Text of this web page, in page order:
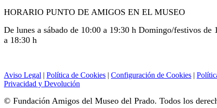
HORARIO PUNTO DE AMIGOS EN EL MUSEO
De lunes a sábado de 10:00 a 19:30 h Domingo/festivos de
a 18:30 h
Aviso Legal | Política de Cookies | Configuración de Cookies |
Privacidad y Devolución
© Fundación Amigos del Museo del Prado. Todos los